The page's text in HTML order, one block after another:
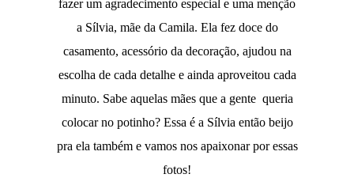
fazer um agradecimento especial e uma menção
a Sílvia, mãe da Camila. Ela fez doce do
casamento, acessório da decoração, ajudou na
escolha de cada detalhe e ainda aproveitou cada
minuto. Sabe aquelas mães que a gente queria
colocar no potinho? Essa é a Sílvia então beijo
pra ela também e vamos nos apaixonar por essas
fotos!